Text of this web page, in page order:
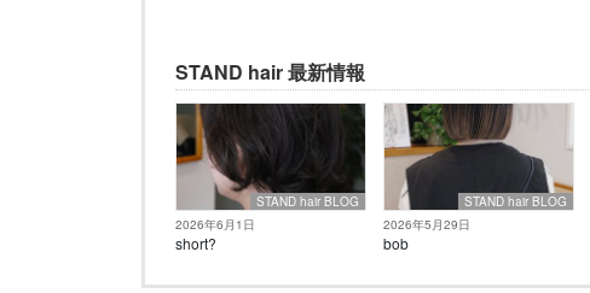
STAND hair 最新情報
STAND hair BLOG
2026年6月1日
short?
STAND hair BLOG
2026年5月29日
bob